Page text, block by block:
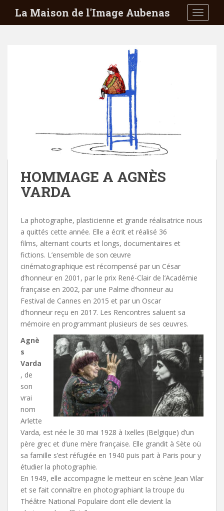
i
La Maison de l'Image Aubenas
HOMMAGE A AGNÈS
VARDA
La photographe, plasticienne et grande réalisatrice nous
a quittés cette année. Elle a écrit et réalisé 36
films, alternant courts et longs, documentaires et
fictions. L’ensemble de son œuvre
cinématographique est récompensé par un César
d’honneur en 2001, par le prix René-Clair de l’Académie
française en 2002, par une Palme d’honneur au
Festival de Cannes en 2015 et par un Oscar
d’honneur reçu en 2017. Les Rencontres saluent sa
mémoire en programmant plusieurs de ses œuvres.
Agnè
s
Varda
, de
son
vrai
nom
Arlette
Varda, est née le 30 mai 1928 à Ixelles (Belgique) d’un
père grec et d’une mère française. Elle grandit à Sète où
sa famille s’est réfugiée en 1940 puis part à Paris pour y
étudier la photographie.
En 1949, elle accompagne le metteur en scène Jean Vilar
et se fait connaître en photographiant la troupe du
Théâtre National Populaire dont elle devient la